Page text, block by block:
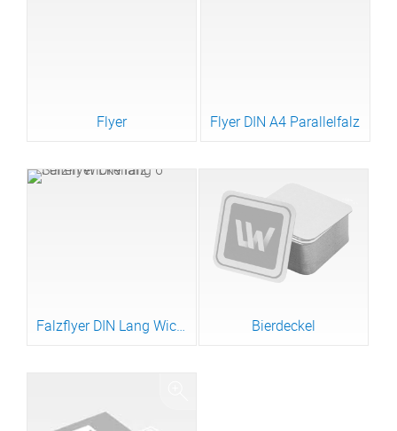
Flyer Flyer DIN A4 Parallelfalz
Falzflyer DIN Lang Wickelfalz Bierdeckel